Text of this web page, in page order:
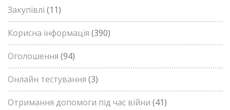
Закупівлі (11)
Корисна інформація (390)
Оголошення (94)
Онлайн тестування (3)
Отримання допомоги під час війни (41)